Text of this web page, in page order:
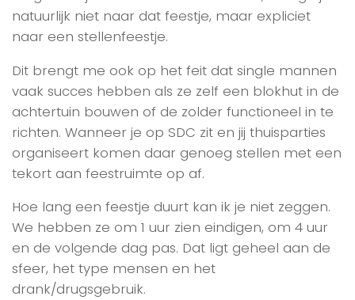
natuurlijk niet naar dat feestje, maar expliciet
naar een stellenfeestje.
Dit brengt me ook op het feit dat single mannen
vaak succes hebben als ze zelf een blokhut in de
achtertuin bouwen of de zolder functioneel in te
richten. Wanneer je op SDC zit en jij thuisparties
organiseert komen daar genoeg stellen met een
tekort aan feestruimte op af.
Hoe lang een feestje duurt kan ik je niet zeggen.
We hebben ze om 1 uur zien eindigen, om 4 uur
en de volgende dag pas. Dat ligt geheel aan de
sfeer, het type mensen en het
drank/drugsgebruik.